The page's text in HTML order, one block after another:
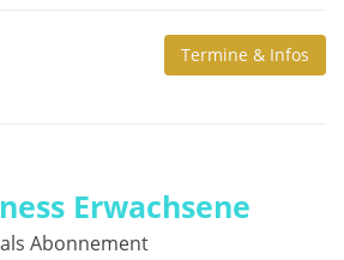
Termine & Infos
Erwachsene
Abonnement